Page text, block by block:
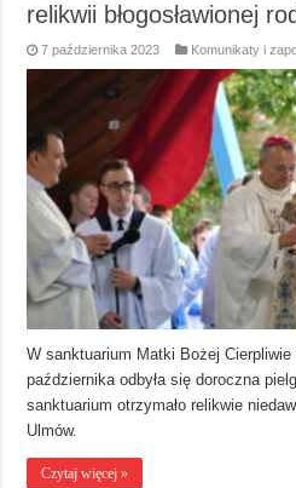
relikwii błogosławionej
7 października 2023 Komunikaty i
W sanktuarium Matki Bożej Cierpliwie
października odbyła się doroczna
sanktuarium otrzymało relikwie
Ulmów.
Czytaj więcej »